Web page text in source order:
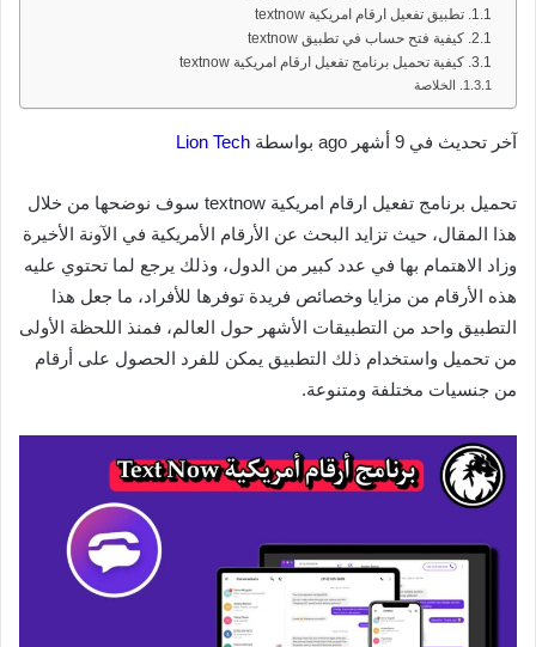
تطبيق تفعيل ارقام امريكية textnow
كيفية فتح حساب في تطبيق textnow
كيفية تحميل برنامج تفعيل ارقام امريكية textnow
الخلاصة
آخر تحديث في 9 أشهر ago بواسطة Lion Tech
تحميل برنامج تفعيل ارقام امريكية textnow سوف نوضحها من خلال
هذا المقال، حيث تزايد البحث عن الأرقام الأمريكية في الآونة الأخيرة
وزاد الاهتمام بها في عدد كبير من الدول، وذلك يرجع لما تحتوي عليه
هذه الأرقام من مزايا وخصائص فريدة توفرها للأفراد، ما جعل هذا
التطبيق واحد من التطبيقات الأشهر حول العالم، فمنذ اللحظة الأولى
من تحميل واستخدام ذلك التطبيق يمكن للفرد الحصول على أرقام
من جنسيات مختلفة ومتنوعة.